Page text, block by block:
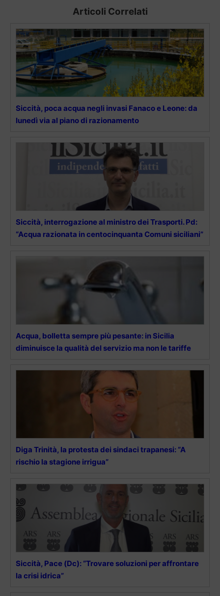
Articoli Correlati
Siccità, poca acqua negli invasi Fanaco e Leone: da
lunedì via al piano di razionamento
Siccità, interrogazione al ministro dei Trasporti. Pd:
“Acqua razionata in centocinquanta Comuni siciliani”
Acqua, bolletta sempre più pesante: in Sicilia
diminuisce la qualità del servizio ma non le tariffe
Diga Trinità, la protesta dei sindaci trapanesi: “A
rischio la stagione irrigua”
Siccità, Pace (Dc): “Trovare soluzioni per affrontare
la crisi idrica”